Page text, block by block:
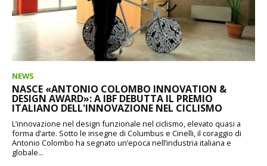
NEWS
NASCE «ANTONIO COLOMBO INNOVATION &
DESIGN AWARD»: A IBF DEBUTTA IL PREMIO
ITALIANO DELL'INNOVAZIONE NEL CICLISMO
L’innovazione nel design funzionale nel ciclismo, elevato quasi a
forma d’arte. Sotto le insegne di Columbus e Cinelli, il coraggio di
Antonio Colombo ha segnato un’epoca nell’industria italiana e
globale...